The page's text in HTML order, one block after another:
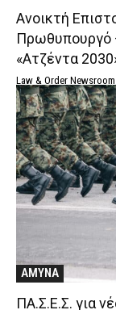
Ανοικτή
Πρωθυπουργό
«Ατζέντα
Law & Order Newsroom
ΑΜΥΝΑ
ΠΑ.Σ.Ε.Σ. για